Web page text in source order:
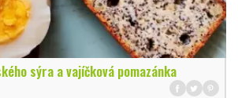
sýra a vajíčková pomazánka